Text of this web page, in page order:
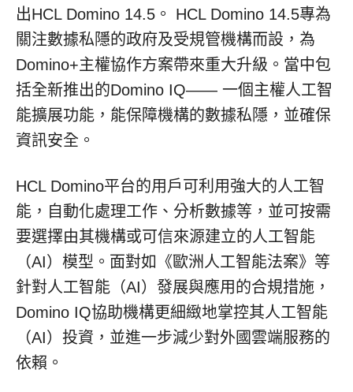
出HCL Domino 14.5。 HCL Domino 14.5專為
關注數據私隱的政府及受規管機構而設，為
Domino+主權協作方案帶來重大升級。當中包
括全新推出的Domino IQ—— 一個主權人工智
能擴展功能，能保障機構的數據私隱，並確保
資訊安全。
HCL Domino平台的用戶可利用強大的人工智
能，自動化處理工作、分析數據等，並可按需
要選擇由其機構或可信來源建立的人工智能
（AI）模型。面對如《歐洲人工智能法案》等
針對人工智能（AI）發展與應用的合規措施，
Domino IQ協助機構更細緻地掌控其人工智能
（AI）投資，並進一步減少對外國雲端服務的
依賴。